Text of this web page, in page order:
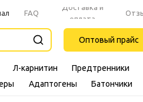
Доставка и
оплата
Предтренники
Адаптогены
Л-карнитин
Батончики
Оптовый прайс
FAQ